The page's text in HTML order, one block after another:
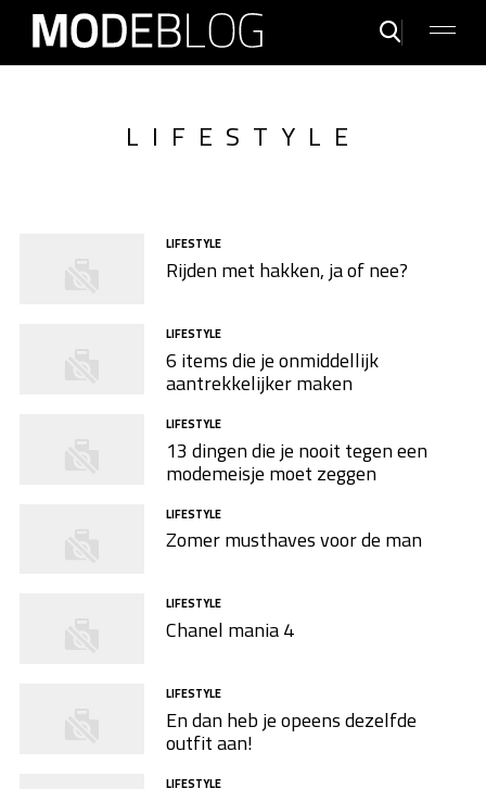
LIFESTYLE
LIFESTYLE
Rijden met hakken, ja of nee?
LIFESTYLE
6 items die je onmiddellijk
aantrekkelijker maken
LIFESTYLE
13 dingen die je nooit tegen een
modemeisje moet zeggen
LIFESTYLE
Zomer musthaves voor de man
LIFESTYLE
Chanel mania 4
LIFESTYLE
En dan heb je opeens dezelfde
outfit aan!
LIFESTYLE